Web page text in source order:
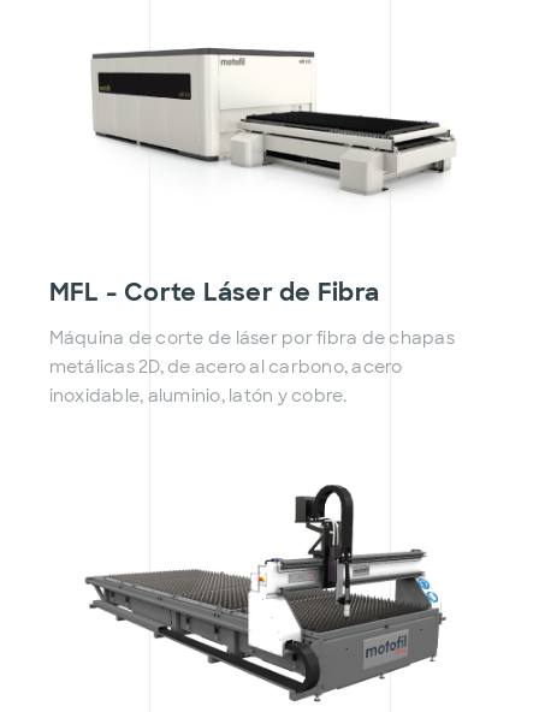
MFL - Corte Láser de Fibra
Máquina de corte de láser por fibra de chapas
metálicas 2D, de acero al carbono, acero
inoxidable, aluminio, latón y cobre.